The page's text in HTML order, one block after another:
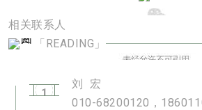
相关联系人
「READING」
1
刘 宏
010-68200120，